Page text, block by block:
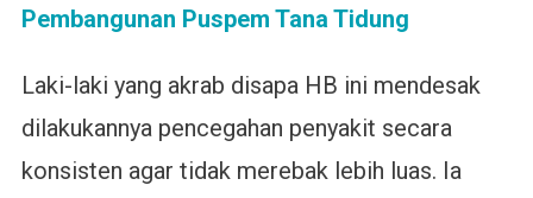
Pembangunan Puspem Tana Tidung
Laki-laki yang akrab disapa HB ini mendesak
dilakukannya pencegahan penyakit secara
konsisten agar tidak merebak lebih luas. Ia